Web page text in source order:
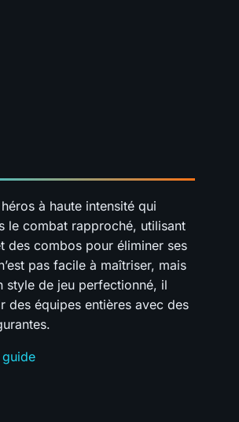
à haute intensité qui
le combat rapproché, utilisant
des combos pour éliminer ses
pas facile à maîtriser, mais
style de jeu perfectionné, il
des équipes entières avec des